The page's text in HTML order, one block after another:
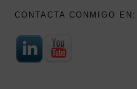
CONTACTA CONMIGO EN: